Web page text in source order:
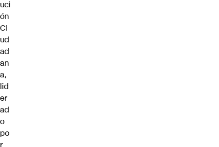
uci
ón
Ci
ud
ad
an
a,
lid
er
ad
o
po
r